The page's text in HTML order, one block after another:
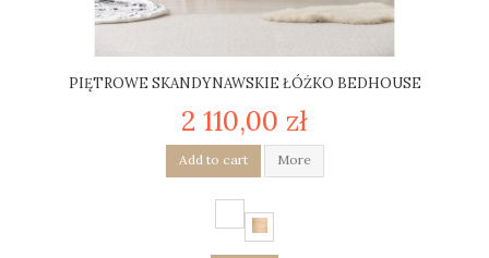
PIĘTROWE SKANDYNAWSKIE ŁÓŻKO BEDHOUSE
2 110,00 zł
Add to cart More